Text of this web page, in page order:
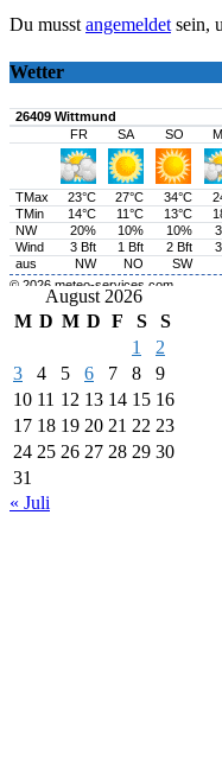
Du musst angemeldet sein,
Wetter
August 2026
M D M D F S
S
1
2
3
4 5 6 7 8
9
10 11 12 13 14 15 16
17 18 19 20 21 22 23
24 25 26 27 28 29 30
31
« Juli